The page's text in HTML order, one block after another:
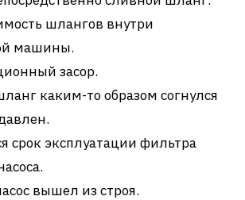
шлангов внутри
машины.
засор.
каким-то образом согнулся
срок эксплуатации фильтра
вышел из строя.